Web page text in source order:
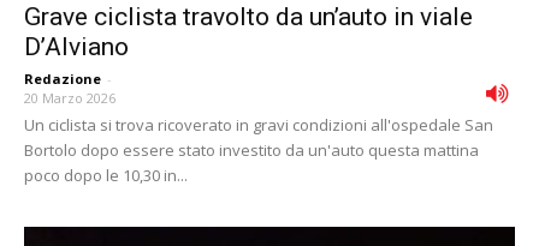
Grave ciclista travolto da un’auto in viale
D’Alviano
Redazione -
20 Marzo 2026
Un ciclista si trova ricoverato in gravi condizioni all'ospedale San
Bortolo dopo essere stato investito da un'auto questa mattina
poco dopo le 10,30 in...